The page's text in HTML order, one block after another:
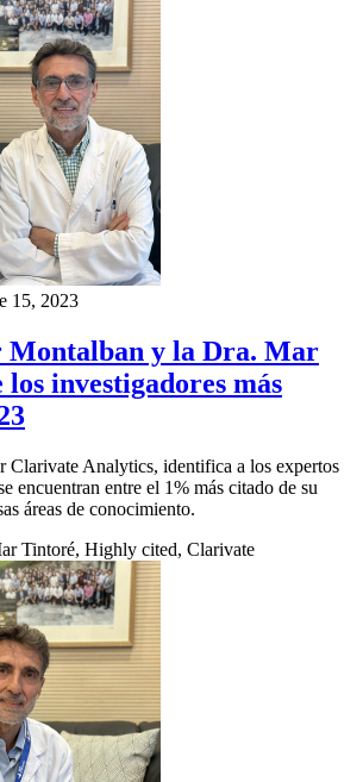
15, 2023
Montalban y la Dra. Mar
investigadores más
Clarivate Analytics, identifica a los expertos
encuentran entre el 1% más citado de su
áreas de conocimiento.
Tintoré, Highly cited, Clarivate